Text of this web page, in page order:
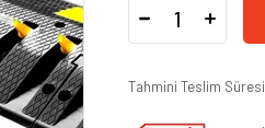
Tahmini Teslim Süresi